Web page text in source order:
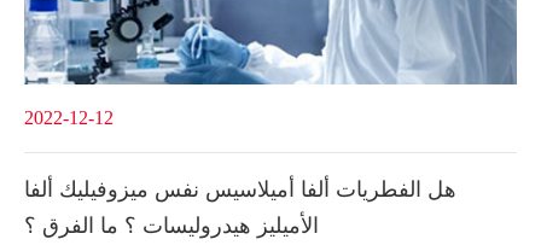
2022-12-12
هل الفطريات ألفا أميلاسيس نفس ميزوفيليك ألفا
الأميليز هيدروليسات ؟ ما الفرق ؟